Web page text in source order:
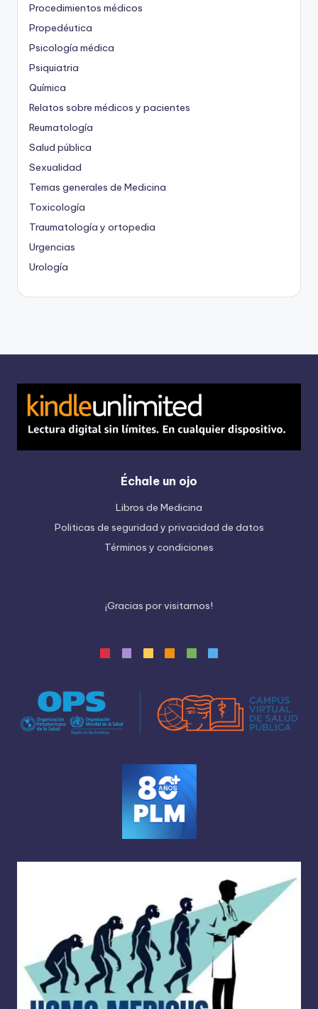
Procedimientos médicos
Propedéutica
Psicología médica
Psiquiatria
Química
Relatos sobre médicos y pacientes
Reumatología
Salud pública
Sexualidad
Temas generales de Medicina
Toxicología
Traumatología y ortopedia
Urgencias
Urología
Échale un ojo
Libros de Medicina
Politicas de seguridad y privacidad de datos
Términos y condiciones
¡Gracias porvisitarnos!